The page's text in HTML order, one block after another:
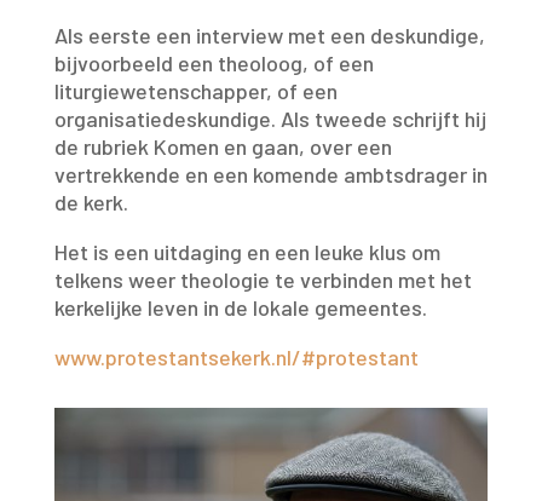
Als eerste een interview met een deskundige,
bijvoorbeeld een theoloog, of een
liturgiewetenschapper, of een
organisatiedeskundige. Als tweede schrijft hij
de rubriek Komen en gaan, over een
vertrekkende en een komende ambtsdrager in
de kerk.
Het is een uitdaging en een leuke klus om
telkens weer theologie te verbinden met het
kerkelijke leven in de lokale gemeentes.
www.protestantsekerk.nl/#protestant